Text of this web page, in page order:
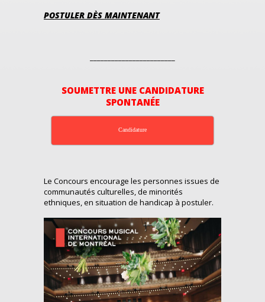
POSTULER DÈS MAINTENANT
SOUMETTRE UNE CANDIDATURE
SPONTANÉE
Candidature
Le Concours encourage les personnes issues de
communautés culturelles, de minorités
ethniques, en situation de handicap à postuler.